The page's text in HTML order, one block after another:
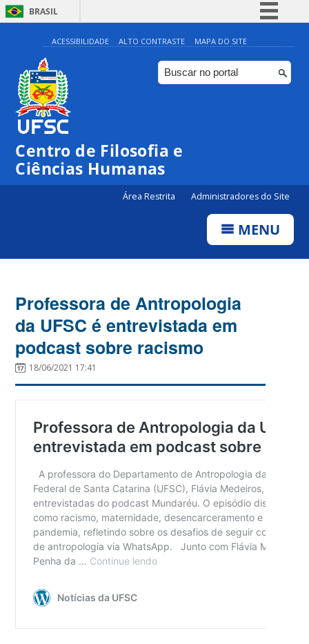
BRASIL
Simplifique!
Comunica BR
Participe
ACESSIBILIDADE ALTO CONTRASTE MAPA DO SITE
Centro de Filosofia e
Ciências Humanas
Área Restrita Administradores do Site
MENU
Professora de Antropologia
da UFSC é entrevistada em
podcast sobre racismo
18/06/2021 17:41